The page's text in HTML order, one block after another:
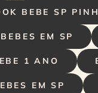
BEBE SP
EM SP
1 ANO
EM SP